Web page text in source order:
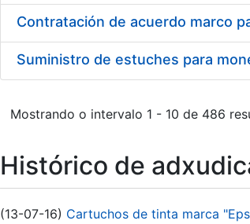
Suministro de estuches para
Mostrando o intervalo 1 - 10 de 486
Histórico de
(13-07-16) Cartuchos de tinta marca